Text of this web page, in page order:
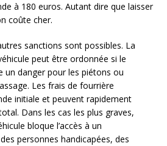
à 180 euros. Autant dire que laisser
coûte cher.
sanctions sont possibles. La
peut être ordonnée si le
danger pour les piétons ou
Les frais de fourrière
initiale et peuvent rapidement
Dans les cas les plus graves,
bloque l’accès à un
personnes handicapées, des